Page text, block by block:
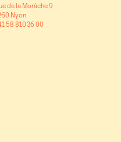
de la Morâche 9
Nyon
58 810 36 00